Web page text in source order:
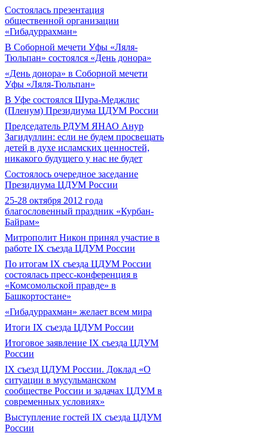
Состоялась презентация
общественной организации
«Гибадуррахман»
В Соборной мечети Уфы «Ляля-
Тюльпан» состоялся «День донора»
«День донора» в Соборной мечети
Уфы «Ляля-Тюльпан»
В Уфе состоялся Шура-Меджлис
(Пленум) Президиума ЦДУМ России
Председатель РДУМ ЯНАО Анур
Загидуллин: если не будем просвещать
детей в духе исламских ценностей,
никакого будущего у нас не будет
Состоялось очередное заседание
Президиума ЦДУМ России
25-28 октября 2012 года
благословенный праздник «Курбан-
Байрам»
Митрополит Никон принял участие в
работе IX съезда ЦДУМ России
По итогам IX съезда ЦДУМ России
состоялась пресс-конференция в
«Комсомольской правде» в
Башкортостане»
«Гибадуррахман» желает всем мира
Итоги IX cъезда ЦДУМ России
Итоговое заявление IX съезда ЦДУМ
России
IX съезд ЦДУМ России. Доклад «О
ситуации в мусульманском
сообществе России и задачах ЦДУМ в
современных условиях»
Выступление гостей IX съезда ЦДУМ
России